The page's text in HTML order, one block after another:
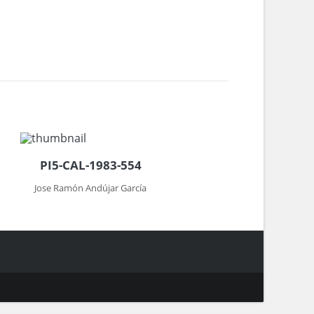
PI5-CAL-1983-554
Jose Ramón Andújar García